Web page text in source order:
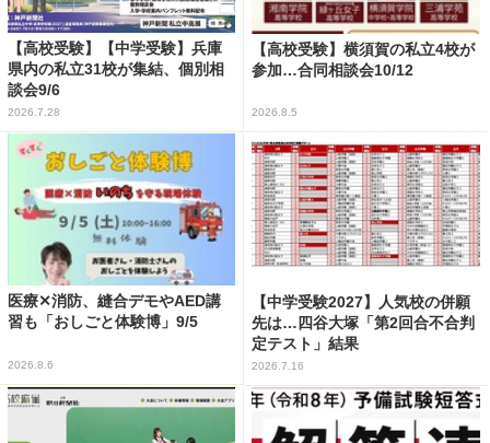
【高校受験】【中学受験】兵庫
県内の私立31校が集結、個別相
談会9/6
2026.7.28
【高校受験】横須賀の私立4校が
参加…合同相談会10/12
2026.8.5
医療✕消防、縫合デモやAED講
習も「おしごと体験博」9/5
2026.8.6
【中学受験2027】人気校の併願
先は…四谷大塚「第2回合不合判
定テスト」結果
2026.7.16